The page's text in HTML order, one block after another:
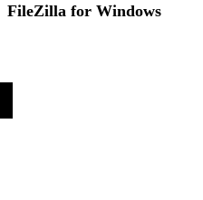
FileZilla for Windows